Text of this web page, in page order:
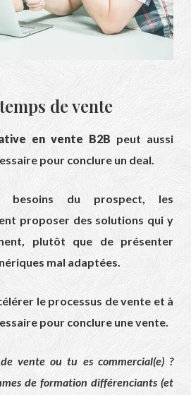
de vente
en vente B2B peut aussi
pour conclure un deal.
besoins du prospect, les
proposer des solutions qui y
plutôt que de présenter
mal adaptées.
le processus de vente et à
pour conclure une vente.
vente ou tu es commercial(e) ?
de formation différenciants (et